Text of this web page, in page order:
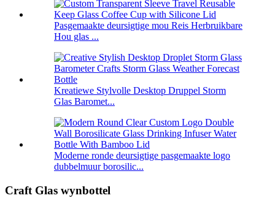
Pasgemaakte deursigtige mou Reis Herbruikbare
Hou glas ...
Kreatiewe Stylvolle Desktop Druppel Storm
Glas Baromet...
Moderne ronde deursigtige pasgemaakte logo
dubbelmuur borosilic...
Craft Glas wynbottel